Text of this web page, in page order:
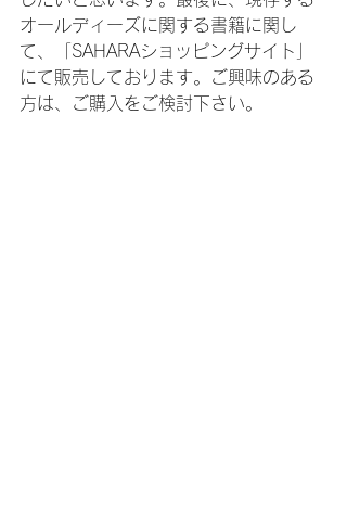
オールディーズに関する書籍に関し
て、「SAHARAショッピングサイト」
にて販売しております。ご興味のある
方は、ご購入をご検討下さい。